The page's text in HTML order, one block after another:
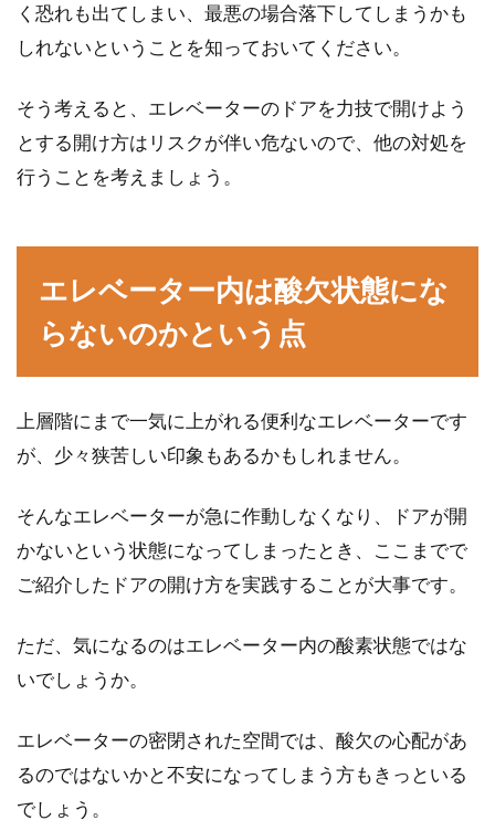
く恐れも出てしまい、最悪の場合落下してしまうかも
しれないということを知っておいてください。
そう考えると、エレベーターのドアを力技で開けよう
とする開け方はリスクが伴い危ないので、他の対処を
行うことを考えましょう。
エレベーター内は酸欠状態にな
らないのかという点
上層階にまで一気に上がれる便利なエレベーターです
が、少々狭苦しい印象もあるかもしれません。
そんなエレベーターが急に作動しなくなり、ドアが開
かないという状態になってしまったとき、ここまでで
ご紹介したドアの開け方を実践することが大事です。
ただ、気になるのはエレベーター内の酸素状態ではな
いでしょうか。
エレベーターの密閉された空間では、酸欠の心配があ
るのではないかと不安になってしまう方もきっといる
でしょう。